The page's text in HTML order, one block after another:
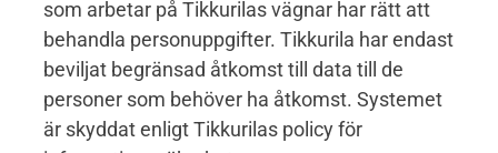
som arbetar på Tikkurilas vägnar har rätt att
behandla personuppgifter. Tikkurila har endast
beviljat begränsad åtkomst till data till de
personer som behöver ha åtkomst. Systemet
är skyddat enligt Tikkurilas policy för